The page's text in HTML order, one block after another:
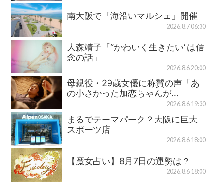
南大阪で「海沿いマルシェ」開催
2026.8.7 06:30
大森靖子「“かわいく生きたい”は信
念の話」
2026.8.6 20:00
母親役・29歳女優に称賛の声「あ
の小さかった加恋ちゃんが…
2026.8.6 19:30
まるでテーマパーク？大阪に巨大
スポーツ店
2026.8.6 18:00
【魔女占い】8月7日の運勢は？
2026.8.6 18:00